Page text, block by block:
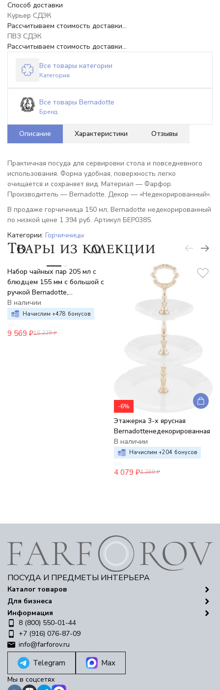
Способ доставки
Курьер СДЭК
Рассчитываем стоимость доставки...
ПВЗ СДЭК
Рассчитываем стоимость доставки...
Все товары категории
Категория
Все товары Bernadotte
Бренд
Описание Характеристики Отзывы
Практичная посуда для сервировки стола и повседневного
использования. Форма удобная, поверхность легко
очищается и сохраняет вид. Материал — Фарфор.
Производитель — Bernadotte. Декор — «Недекорированный».
В продаже горчичница 150 мл, Bernadotte недекорированный
по низкой цене 1 394 руб. Артикул БЕР0385.
Категории: Горчичницы
Товары из коллекции
Набор чайных пар 205 мл с
блюдцем 155 мм с большой с
ручкой Bernadotte,
недекорированный
В наличии
Начислим +478 бонусов
9 569 ₽10 229 ₽
-6%
Этажерка 3-х ярусная
Bernadotteнедекорированная
В наличии
Начислим +204 бонусов
4 079 ₽4 360 ₽
ПОСУДА И ПРЕДМЕТЫ ИНТЕРЬЕРА
Каталог товаров
Для бизнеса
Информация
8 (800) 550-01-44
+7 (916) 076-87-09
info@farforov.ru
Telegram Max
Мы в соцсетях